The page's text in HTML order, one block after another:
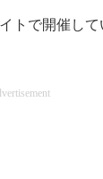
トで開催し